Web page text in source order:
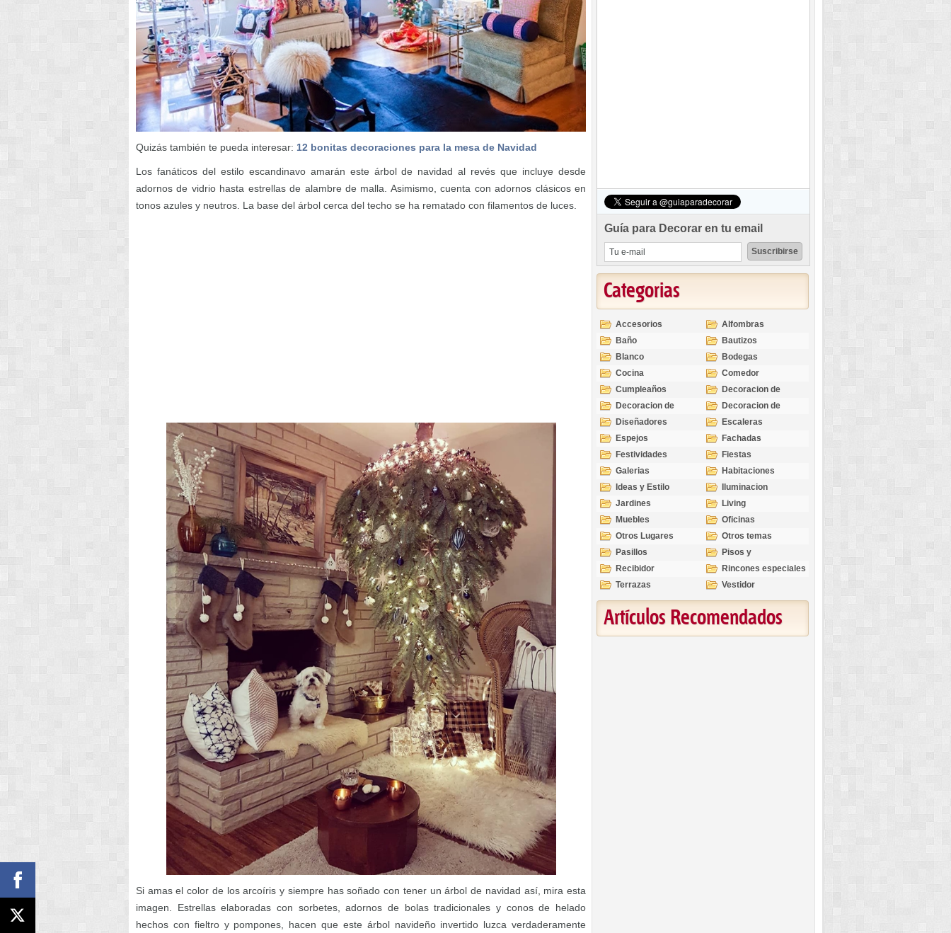
Quizás también te pueda interesar: 12 bonitas decoraciones para la mesa de Navidad
Los fanáticos del estilo escandinavo amarán este árbol de navidad al revés que incluye desde
adornos de vidrio hasta estrellas de alambre de malla. Asimismo, cuenta con adornos clásicos en
tonos azules y neutros. La base del árbol cerca del techo se ha rematado con filamentos de luces.
Si amas el color de los arcoíris y siempre has soñado con tener un árbol de navidad así, mira esta
imagen. Estrellas elaboradas con sorbetes, adornos de bolas tradicionales y conos de helado
hechos con fieltro y pompones, hacen que este árbol navideño invertido luzca verdaderamente
Guía para Decorar en tu email
Categorias
Accesorios
Alfombras
Baño
Bautizos
Blanco
Bodegas
Cocina
Comedor
Cumpleaños
Decoracion de
Exteriores
Decoracion de
Interiores
Decoracion de
Ocasiones
Diseñadores
Escaleras
Espejos
Fachadas
Festividades
Fiestas
Galerias
Habitaciones
Ideas y Estilo
Iluminacion
Jardines
Living
Muebles
Oficinas
Otros Lugares
Otros temas
Pasillos
Pisos y
revestimientos
Recibidor
Rincones especiales
Terrazas
Vestidor
Artículos Recomendados